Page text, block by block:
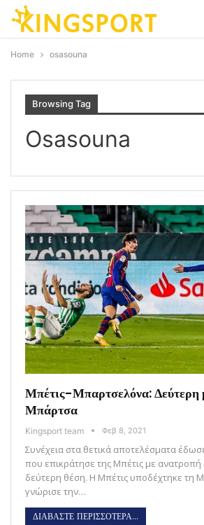
Home osasouna
Browsing Tag
Osasouna
Μπέτις-Μπαρτσελόνα: Δεύτερη
Μπάρτσα
Kingsport team Φεβ 8, 2021
Συνέχεια στα θετικά αποτελέσματα
που επικράτησε της Μπέτις με ανατροπή
δεύτερη θέση. Η Μπέτις υποδέχτηκε τη
γνώρισε την…
ΔΙΑΒΑΣΤΕ ΠΕΡΙΣΣΟΤΕΡΑ...